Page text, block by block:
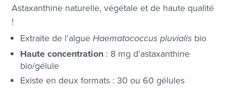
Astaxanthine naturelle, végétale et de haute qualité
!
Extraite de l’algue Haematococcus pluvialis bio
Haute concentration : 8 mg d’astaxanthine
bio/gélule
Existe en deux formats : 30 ou 60 gélules